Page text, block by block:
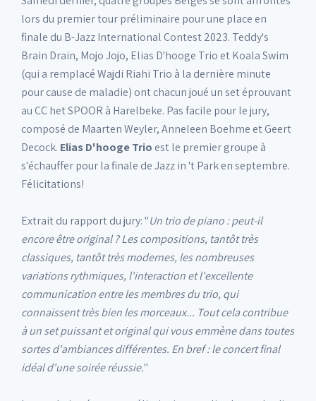
lors du premier tour préliminaire pour une place en
finale du B-Jazz International Contest 2023. Teddy's
Brain Drain, Mojo Jojo, Elias D'hooge Trio et Koala Swim
(qui a remplacé Wajdi Riahi Trio à la dernière minute
pour cause de maladie) ont chacun joué un set éprouvant
au CC het SPOOR à Harelbeke. Pas facile pour le jury,
composé de Maarten Weyler, Anneleen Boehme et Geert
Decock. Elias D'hooge Trio est le premier groupe à
s'échauffer pour la finale de Jazz in 't Park en septembre.
Félicitations!
Extrait du rapport du jury: "Un trio de piano : peut-il
encore être original ? Les compositions, tantôt très
classiques, tantôt très modernes, les nombreuses
variations rythmiques, l'interaction et l'excellente
communication entre les membres du trio, qui
connaissent très bien les morceaux... Tout cela contribue
à un set puissant et original qui vous emmène dans toutes
sortes d'ambiances différentes. En bref : le concert final
idéal d'une soirée réussie."